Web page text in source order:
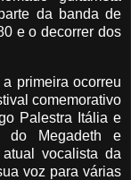
da banda de
e o decorrer dos
primeira ocorreu
comemorativo
Palestra Itália e
do Megadeth e
vocalista da
voz para várias